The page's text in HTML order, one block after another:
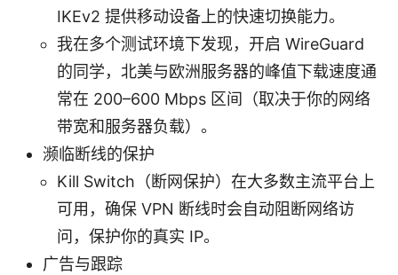
IKEv2 提供移动设备上的快速切换能力。
我在多个测试环境下发现，开启 WireGuard
的同学，北美与欧洲服务器的峰值下载速度通
常在 200–600 Mbps 区间（取决于你的网络
带宽和服务器负载）。
濒临断线的保护
Kill Switch（断网保护）在大多数主流平台上
可用，确保 VPN 断线时会自动阻断网络访
问，保护你的真实 IP。
广告与跟踪